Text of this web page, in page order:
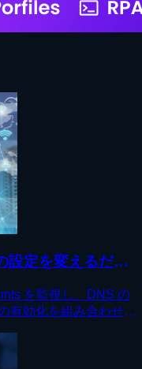
設定を変えるだけ
を監視し、DNS の
有効化を組み合わせる
ます。